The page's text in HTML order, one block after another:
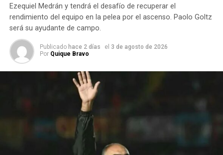
Molina es la quinta incorporación del Bohemio, que sumó
además a Leonardo Marinucci, Nicolás Talpone, Ramiro
Fernández y Enzo Trinidad.
Fuente: soloascenso
TEMAS RELACIONADOS:
Argentina oficializó su candidatura para organizar el
Mundial 2030 junto a Uruguay, Chile y Paraguay
Copa Santa Fe de básquet: Libertad gano y Unión no
Ezequiel Medrán y tendrá el desafío de recuperar el
rendimiento del equipo en la pelea por el ascenso. Paolo Goltz
será su ayudante de campo.
Publicado hace 2 días el 3 de agosto de 2026
Por Quique Bravo